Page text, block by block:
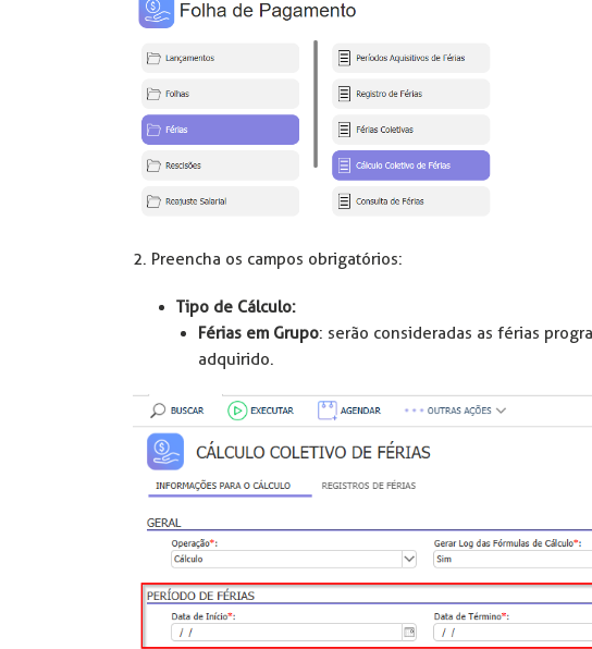
2. Preencha os campos obrigatórios:
Tipo de Cálculo:
Férias em Grupo: serão consideradas as férias
adquirido.